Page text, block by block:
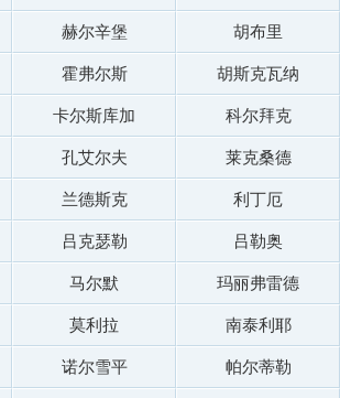
赫尔辛堡 胡布里
霍弗尔斯 胡斯克瓦纳
卡尔斯库加 科尔拜克
孔艾尔夫 莱克桑德
兰德斯克 利丁厄
吕克瑟勒 吕勒奥
马尔默 玛丽弗雷德
莫利拉 南泰利耶
诺尔雪平 帕尔蒂勒